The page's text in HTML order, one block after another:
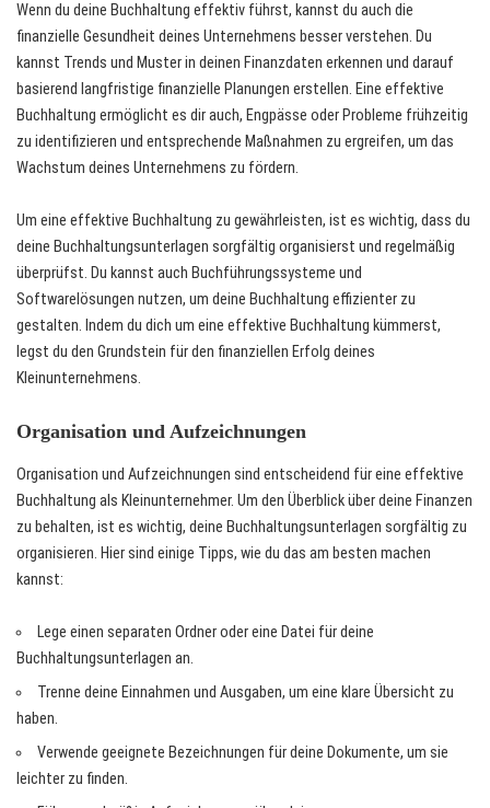
Wenn du deine Buchhaltung effektiv führst, kannst du auch die
finanzielle Gesundheit deines Unternehmens besser verstehen. Du
kannst Trends und Muster in deinen Finanzdaten erkennen und darauf
basierend langfristige finanzielle Planungen erstellen. Eine effektive
Buchhaltung ermöglicht es dir auch, Engpässe oder Probleme frühzeitig
zu identifizieren und entsprechende Maßnahmen zu ergreifen, um das
Wachstum deines Unternehmens zu fördern.
Um eine effektive Buchhaltung zu gewährleisten, ist es wichtig, dass du
deine Buchhaltungsunterlagen sorgfältig organisierst und regelmäßig
überprüfst. Du kannst auch Buchführungssysteme und
Softwarelösungen nutzen, um deine Buchhaltung effizienter zu
gestalten. Indem du dich um eine effektive Buchhaltung kümmerst,
legst du den Grundstein für den finanziellen Erfolg deines
Kleinunternehmens.
Organisation und Aufzeichnungen
Organisation und Aufzeichnungen sind entscheidend für eine effektive
Buchhaltung als Kleinunternehmer. Um den Überblick über deine Finanzen
zu behalten, ist es wichtig, deine Buchhaltungsunterlagen sorgfältig zu
organisieren. Hier sind einige Tipps, wie du das am besten machen
kannst:
Lege einen separaten Ordner oder eine Datei für deine
Buchhaltungsunterlagen an.
Trenne deine Einnahmen und Ausgaben, um eine klare Übersicht zu
haben.
Verwende geeignete Bezeichnungen für deine Dokumente, um sie
leichter zu finden.